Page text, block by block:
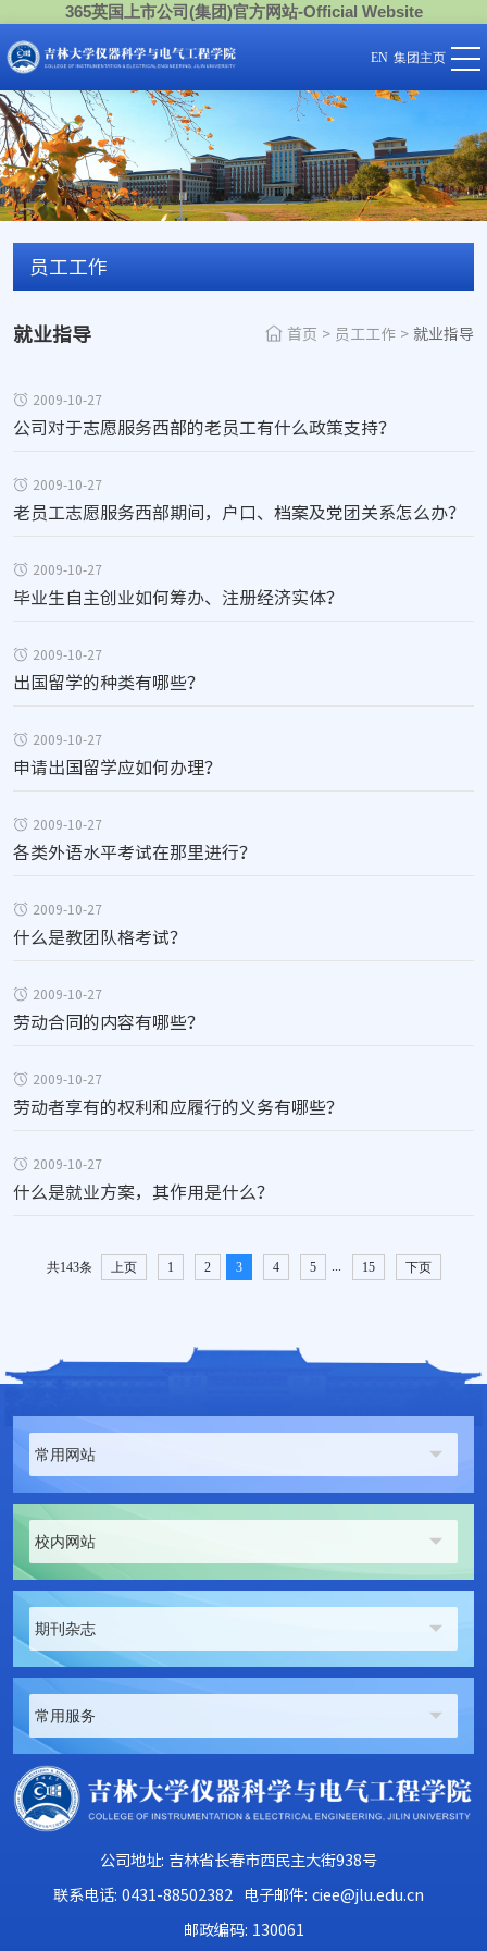
365英国上市公司(集团)官方网站-Official Website
EN 集团主页
员工工作
就业指导 首页 > 员工工作 > 就业指导
2009-10-27
公司对于志愿服务西部的老员工有什么政策支持？
2009-10-27
老员工志愿服务西部期间，户口、档案及党团关系怎么办？
2009-10-27
毕业生自主创业如何筹办、注册经济实体？
2009-10-27
出国留学的种类有哪些？
2009-10-27
申请出国留学应如何办理？
2009-10-27
各类外语水平考试在那里进行？
2009-10-27
什么是教团队格考试？
2009-10-27
劳动合同的内容有哪些？
2009-10-27
劳动者享有的权利和应履行的义务有哪些？
2009-10-27
什么是就业方案，其作用是什么？
共143条 上页 1 2 3 4 5 15 下页
常用网站
校内网站
期刊杂志
常用服务
公司地址: 吉林省长春市西民主大街938号
联系电话: 0431-88502382 电子邮件: ciee@jlu.edu.cn
邮政编码: 130061